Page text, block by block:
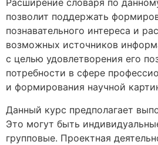
Расширение словаря по
позволит поддержать
познавательного интереса и
возможных источников
с целью удовлетворения его
потребности в сфере
и формирования научной
Данный курс предполагает
Это могут быть
групповые. Проектная